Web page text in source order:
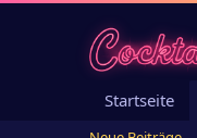
Startseite